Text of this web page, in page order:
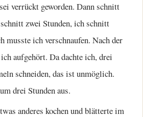
verrückt geworden. Dann schnitt
zwei Stunden, ich schnitt
musste ich verschnaufen. Nach der
aufgehört. Da dachte ich, drei
schneiden, das ist unmöglich.
drei Stunden aus.
anderes kochen und blätterte im